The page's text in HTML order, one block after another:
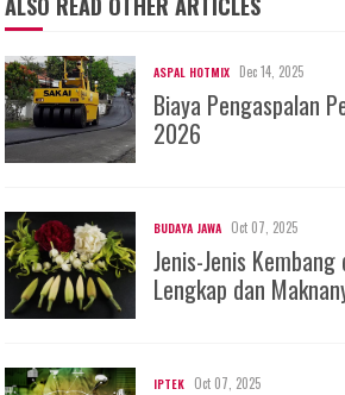
ALSO READ OTHER ARTICLES
ASPAL HOTMIX Dec 14, 2025
Biaya Pengaspalan
2026
BUDAYA JAWA Oct 07, 2025
Jenis-Jenis
Lengkap dan
IPTEK Oct 07, 2025